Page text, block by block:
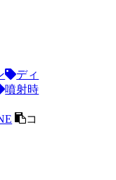
ディ
噴射時
コ